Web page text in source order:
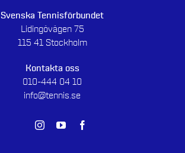
Svenska Tennisförbundet
Lidingövägen 75
115 41 Stockholm
Kontakta oss
010-444 04 10
info@tennis.se